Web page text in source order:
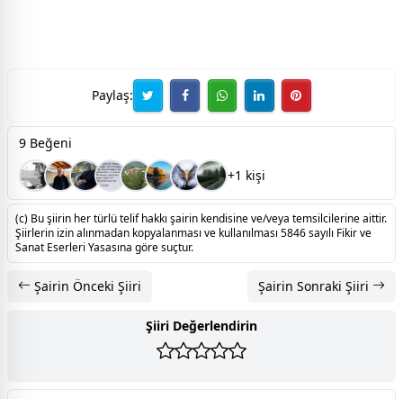
Paylaş:
9 Beğeni
+1 kişi
(c) Bu şiirin her türlü telif hakkı şairin kendisine ve/veya temsilcilerine aittir.
Şiirlerin izin alınmadan kopyalanması ve kullanılması 5846 sayılı Fikir ve
Sanat Eserleri Yasasına göre suçtur.
Şairin Önceki Şiiri Şairin Sonraki Şiiri
Şiiri Değerlendirin